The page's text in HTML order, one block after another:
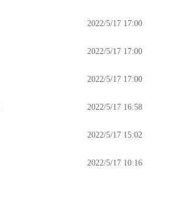
2022/5/17 17:00
2022/5/17 17:00
2022/5/17 17:00
2022/5/17 16:58
2022/5/17 15:02
2022/5/17 10:16